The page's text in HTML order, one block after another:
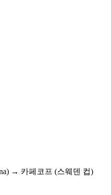
→ 카페코프 (스웨덴 컵)